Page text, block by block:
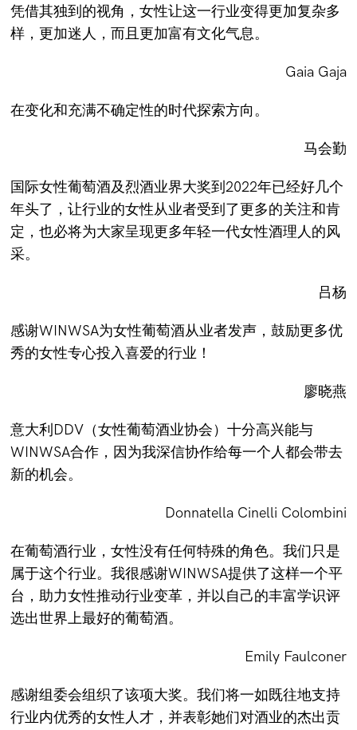
凭借其独到的视角，女性让这一行业变得更加复杂多
样，更加迷人，而且更加富有文化气息。
Gaia Gaja
在变化和充满不确定性的时代探索方向。
马会勤
国际女性葡萄酒及烈酒业界大奖到2022年已经好几个
年头了，让行业的女性从业者受到了更多的关注和肯
定，也必将为大家呈现更多年轻一代女性酒理人的风
采。
吕杨
感谢WINWSA为女性葡萄酒从业者发声，鼓励更多优
秀的女性专心投入喜爱的行业！
廖晓燕
意大利DDV（女性葡萄酒业协会）十分高兴能与
WINWSA合作，因为我深信协作给每一个人都会带去
新的机会。
Donnatella Cinelli Colombini
在葡萄酒行业，女性没有任何特殊的角色。我们只是
属于这个行业。我很感谢WINWSA提供了这样一个平
台，助力女性推动行业变革，并以自己的丰富学识评
选出世界上最好的葡萄酒。
Emily Faulconer
感谢组委会组织了该项大奖。我们将一如既往地支持
行业内优秀的女性人才，并表彰她们对酒业的杰出贡